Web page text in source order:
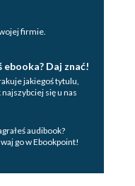
firmie.
ebooka? Daj znać!
jakiegoś tytulu,
się u nas
audibook?
go w Ebookpoint!